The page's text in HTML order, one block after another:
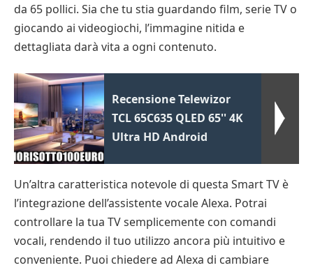
da 65 pollici. Sia che tu stia guardando film, serie TV o
giocando ai videogiochi, l’immagine nitida e
dettagliata darà vita a ogni contenuto.
Recensione Telewizor
TCL 65C635 QLED 65'' 4K
Ultra HD Android
Un’altra caratteristica notevole di questa Smart TV è
l’integrazione dell’assistente vocale Alexa. Potrai
controllare la tua TV semplicemente con comandi
vocali, rendendo il tuo utilizzo ancora più intuitivo e
conveniente. Puoi chiedere ad Alexa di cambiare